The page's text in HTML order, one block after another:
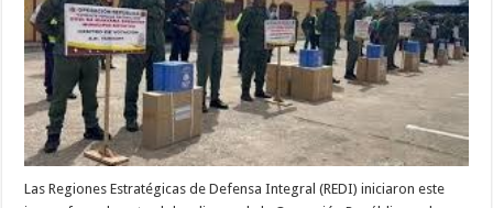
Las Regiones Estratégicas de Defensa Integral (REDI) iniciaron este